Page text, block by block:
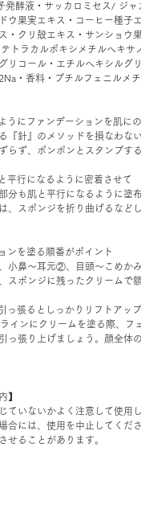
発酵液・サッカロミセス/ ジ
ウ果実エキス・コーヒー種子
・クリ殻エキス・サンショウ
トラカルポキシメチルヘキ
リコール・エチルヘキシルグ
・香料・プチルフェニルメ
うにファンデーションを肌に
『針』のメソッドを損なわな
らず、ポンポンとスタンプす
平行になるように密着させて
分も肌と平行になるように塗
、スポンジを折り曲げるなど
ンを塗る順番がポイント
小鼻～耳元②、目頭～こめか
スポンジに残ったクリームで
っ張るとしっかりリフトアップ
インにクリームを塗る際、フ
っ張り上げましょう。顔全体
】
ていないかよく注意して使用
合には、使用を中止してくだ
せることがあります。